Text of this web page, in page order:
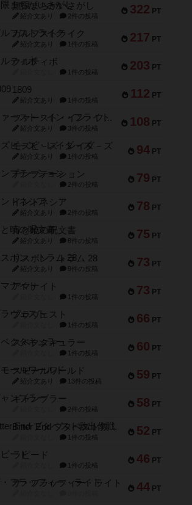
322 PT
無限まちがいさがし
紹介文あり 2件の投稿
217 PT
ガルフストライク
紹介文あり 1件の投稿
203 PT
クルティボ
1件の投稿
112 PT
1809
紹介文あり 1件の投稿
108 PT
ファースト・イン・フライト
紹介文あり 3件の投稿
94 PT
モズビ－ズ・レイダ－ズ
紹介文あり 1件の投稿
79 PT
テンプテーション
2件の投稿
78 PT
インドネシア
紹介文あり 2件の投稿
75 PT
宵と暁の呪文書
紹介文あり 8件の投稿
73 PT
リスボン・トラム 28
紹介文あり 9件の投稿
73 PT
アマナイト
1件の投稿
66 PT
ブラヴェスト
1件の投稿
60 PT
スペクタキュラー
1件の投稿
59 PT
スモールワールド
紹介文あり 13件の投稿
58 PT
ギャンブラー
2件の投稿
52 PT
Bitter End ブタペスト救出作戦
1件の投稿
46 PT
ラピード
1件の投稿
44 PT
ザ・フラッフィー・ライト